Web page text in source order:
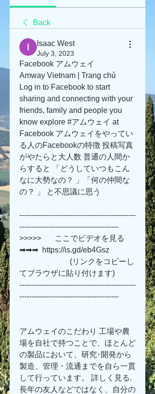
Back
Isaac West
July 3, 2023
Facebook アムウェイ
Amway Vietnam | Trang chủ
Log in to Facebook to start
sharing and connecting with your
friends, family and people you
know explore #アムウェイ at
Facebook アムウェイをやってい
る人のFacebookの特徴 投稿写真
がやたらと大人数 普通の人間か
らすると 「どうしていつもこん
なに大勢なの？ 」「何の仲間な
の？ 」 と不思議に思う
------------------------------------------------
-----------------------------------------
>>>>>       ここでビデオを見る
➡➡➡  https://is.gd/eb4Gsz
てブラウザに貼り付けます)
------------------------------------------------
-----------------------------------------
アムウェイのこだわり 工場や農
場を自社で持つことで、ほとんど
の製品において、研究･開発から
製造、管理・流通までを自ら一貫
して行っています。 詳しく見る.
長年の友人などではなく、自分の